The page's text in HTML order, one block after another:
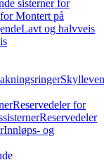
sisterner for
Montert på
Lavt og halvveis
Reservedeler for
Reservedeler
Innløps- og